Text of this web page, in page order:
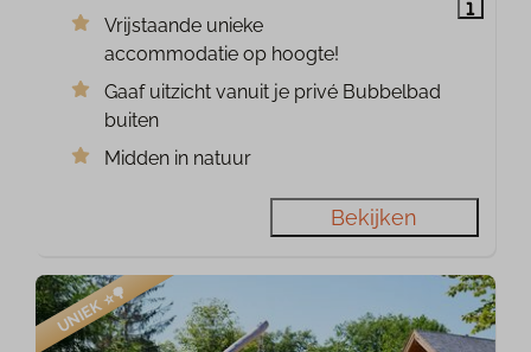
Vrijstaande unieke
accommodatie op hoogte!
Gaaf uitzicht vanuit je privé Bubbelbad
buiten
Midden in natuur
Bekijken
UNIEK ⭐️🌳